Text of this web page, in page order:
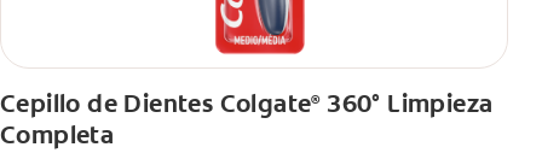
Cepillo de Dientes Colgate®360° Limpieza
Completa